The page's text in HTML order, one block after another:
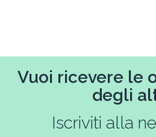
Vuoi ricevere le
degli
Iscriviti alla